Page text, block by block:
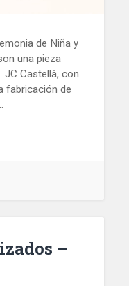
de Niña y
una pieza
JC Castellà, con
fabricación de
–